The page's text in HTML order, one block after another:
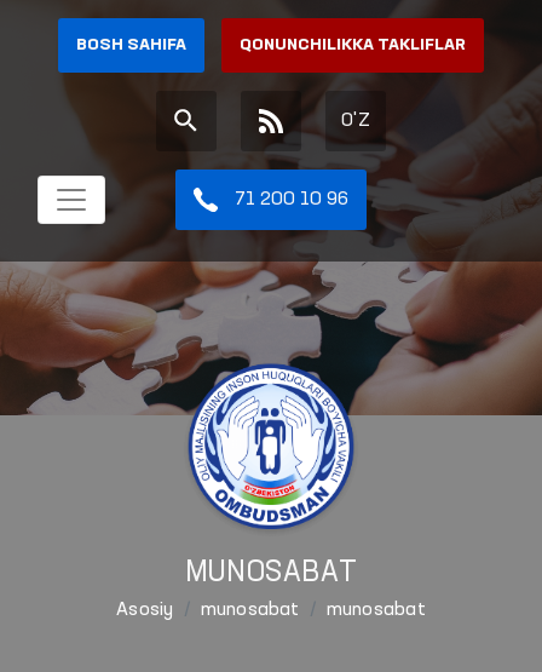
BOSH SAHIFA QONUNCHILIKKA TAKLIFLAR
O'Z
71 200 10 96
MUNOSABAT
Asosiy munosabat munosabat